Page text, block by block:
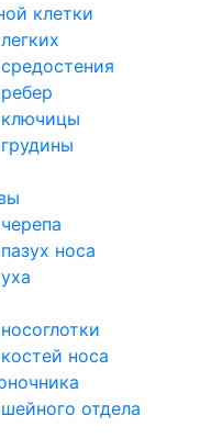
клетки
ключицы
носа
носа
отдела